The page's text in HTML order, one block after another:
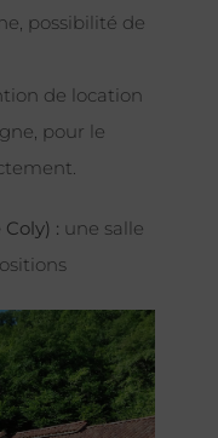
possibilité de
de location
pour le
: une salle